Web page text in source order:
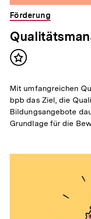
Förderung
Inhalt
Mit umfangreichen
bpb das Ziel, die
Bildungsangebote
Grundlage für die